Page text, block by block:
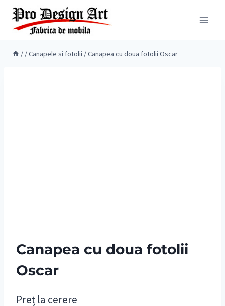
Skip
content
/ /Canapele si fotolii /Canapea cu doua fotolii Oscar
Canapea cu doua fotolii
Oscar
Preț la cerere